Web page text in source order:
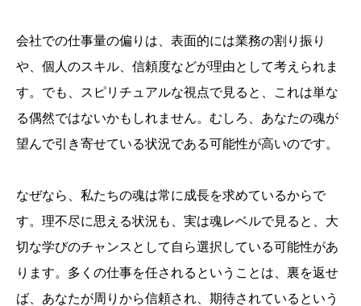
会社での仕事量の偏りは、表面的には業務の割り振り
や、個人のスキル、信頼度などが理由として考えられま
す。でも、スピリチュアルな視点で見ると、これは単な
る偶然ではないかもしれません。むしろ、あなたの魂が
望んで引き寄せている状況である可能性が高いのです。
なぜなら、私たちの魂は常に成長を求めているからで
す。理不尽に思える状況も、実は魂レベルで見ると、大
切な学びのチャンスとして自ら選択している可能性があ
ります。多くの仕事を任されるということは、裏を返せ
ば、あなたが周りから信頼され、期待されているという